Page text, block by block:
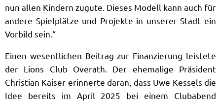
nun allen Kindern zugute. Dieses Modell kann auch für
andere Spielplätze und Projekte in unserer Stadt ein
Vorbild sein.“
Einen wesentlichen Beitrag zur Finanzierung leistete
der Lions Club Overath. Der ehemalige Präsident
Christian Kaiser erinnerte daran, dass Uwe Kessels die
Idee bereits im April 2025 bei einem Clubabend